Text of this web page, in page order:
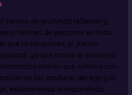
tiempo de profunda reflexión y
millones de personas en todo
que la componen, el Jueves
ya que marca el comienzo
interior que culmina con
de las ataduras del ego y la
exploraremos la importancia